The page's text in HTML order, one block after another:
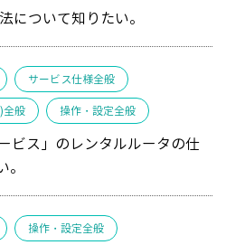
について知りたい。
サービス仕様全般
全般 操作・設定全般
ビス」のレンタルルータの仕
操作・設定全般